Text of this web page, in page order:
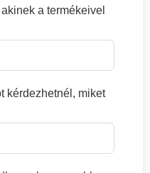
a termékeivel
kérdezhetnél, miket